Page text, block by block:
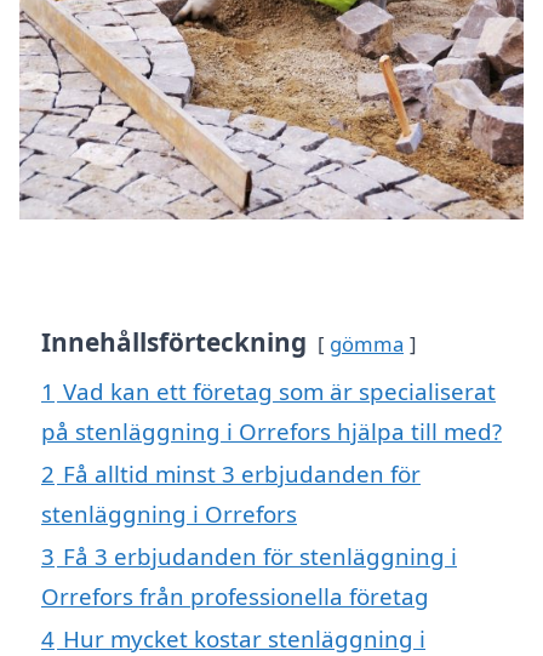
Innehållsförteckning gömma
1 Vad kan ett företag som är specialiserat
på stenläggning i Orrefors hjälpa till med?
2 Få alltid minst 3 erbjudanden för
stenläggning i Orrefors
3 Få 3 erbjudanden för stenläggning i
Orrefors från professionella företag
4 Hur mycket kostar stenläggning i